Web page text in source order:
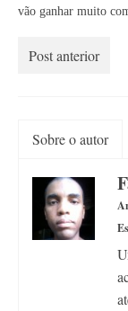
vão ganhar muito
Post anterior
Sobre o autor